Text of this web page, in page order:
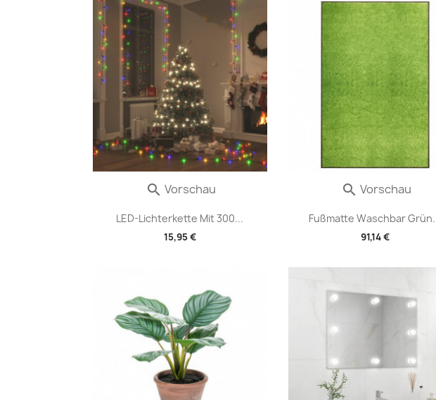
LED-Lichterkette Mit 300...
15,95 €
 Vorschau
Fußmatte Waschbar
91,14 €
 Vorschau